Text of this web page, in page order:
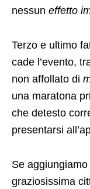
nessun effetto
Terzo e ultimo
cade l’evento,
non affollato di
una maratona
che detesto
presentarsi
Se
graziosissima